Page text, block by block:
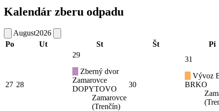
Kalendár zberu odpadu
August2026
Po
Ut St Št Pi
27 28
29
Zberný dvor
Zamarovce
DOPYTOVO
Zamarovce
(Trenčín)
30
31
Vývoz
BRKO